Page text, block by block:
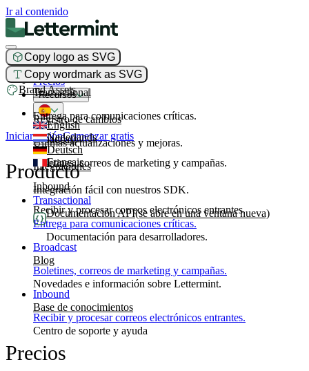
Ir al contenido
Copy logo as SVG
Copy wordmark as SVG
Brand Assets
Producto
Transactional
Entrega para comunicaciones críticas.
Broadcast
Boletines, correos de marketing y campañas.
Inbound
Recibir y procesar correos electrónicos entrantes.
Precios
Recursos
Registro de cambios
Últimas actualizaciones y mejoras.
Integraciones
Integración fácil con nuestros SDK.
Documentación API(se abre en una ventana nueva)
Documentación para desarrolladores.
Blog
Novedades e información sobre Lettermint.
Base de conocimientos
Centro de soporte y ayuda
English
Nederlands
Deutsch
Français
Iniciar sesiónComenzar gratis
Producto
Transactional
Entrega para comunicaciones críticas.
Broadcast
Boletines, correos de marketing y campañas.
Inbound
Recibir y procesar correos electrónicos entrantes.
Precios